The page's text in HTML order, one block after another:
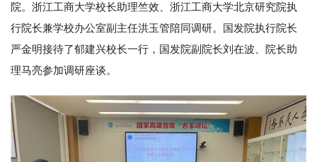
院。浙江工商大学校长助理竺效、浙江工商大学北京研究院执
行院长兼学校办公室副主任洪玉管陪同调研。国发院执行院长
严金明接待了郁建兴校长一行，国发院副院长刘在波、院长助
理马亮参加调研座谈。